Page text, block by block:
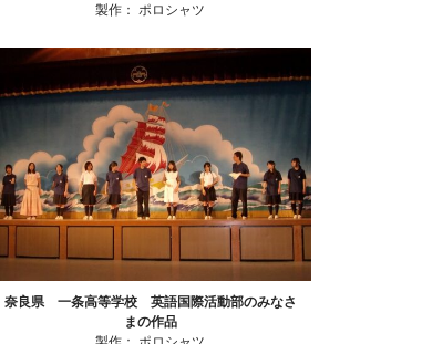
製作：ポロシャツ
奈良県 一条高等学校 英語国際活動部のみなさ
まの作品